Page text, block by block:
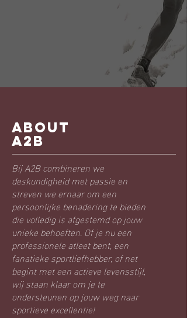
ABOUT
A2B
Bij A2B combineren we
deskundigheid met passie en
streven we ernaar om een
persoonlijke benadering te bieden
die volledig is afgestemd op jouw
unieke behoeften. Of je nu een
professionele atleet bent, een
fanatieke sportliefhebber, of net
begint met een actieve levensstijl,
wij staan klaar om je te
ondersteunen op jouw weg naar
sportieve excellentie!